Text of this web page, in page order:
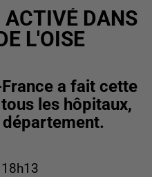
DANS
L'OISE
a fait cette
les hôpitaux,